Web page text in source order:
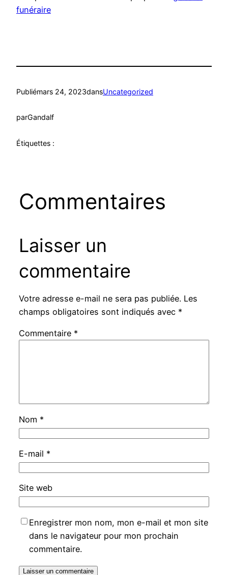
funéraire
Publiémars 24, 2023dansUncategorized
parGandalf
Étiquettes :
Commentaires
Laisser un
commentaire
Votre adresse e-mail ne sera pas publiée. Les
champs obligatoires sont indiqués avec *
Commentaire *
Nom *
E-mail *
Site web
Enregistrer mon nom, mon e-mail et mon site
dans le navigateur pour mon prochain
commentaire.